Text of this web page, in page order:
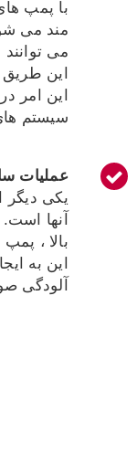
با پمپ
مند می
می
این
این امر
سیستم
عملیات
یکی دیگر
آنها
بالا ،
این به
آلودگی